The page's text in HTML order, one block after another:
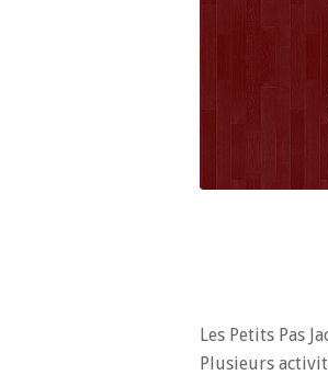
Les Petits Pas
Plusieurs